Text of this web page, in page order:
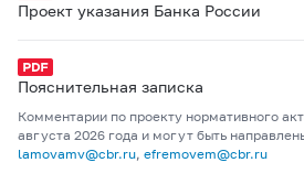
Проект указания Банка России
Пояснительная записка
Комментарии по проекту нормативного
августа 2026 года и могут быть
lamovamv@cbr.ru, efremovem@cbr.ru